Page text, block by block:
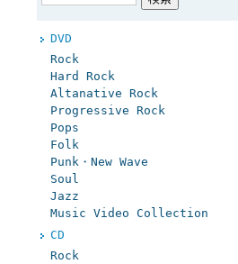
DVD
Rock
Hard Rock
Altanative Rock
Progressive Rock
Pops
Folk
Punk・New Wave
Soul
Jazz
Music Video Collection
CD
Rock